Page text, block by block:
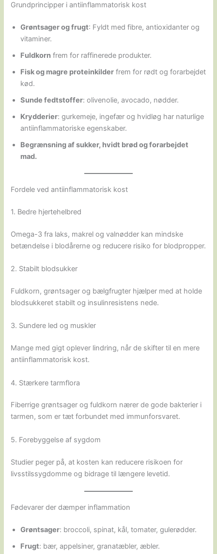
Grundprincipper i antiinflammatorisk kost
Grøntsager og frugt: Fyldt med fibre, antioxidanter og
vitaminer.
Fuldkorn frem for raffinerede produkter.
Fisk og magre proteinkilder frem for rødt og forarbejdet
kød.
Sunde fedtstoffer: olivenolie, avocado, nødder.
Krydderier: gurkemeje, ingefær og hvidløg har naturlige
antiinflammatoriske egenskaber.
Begrænsning af sukker, hvidt brød og forarbejdet
mad.
Fordele ved antiinflammatorisk kost
1. Bedre hjertehelbred
Omega-3 fra laks, makrel og valnødder kan mindske
betændelse i blodårerne og reducere risiko for blodpropper.
2. Stabilt blodsukker
Fuldkorn, grøntsager og bælgfrugter hjælper med at holde
blodsukkeret stabilt og insulinresistens nede.
3. Sundere led og muskler
Mange med gigt oplever lindring, når de skifter til en mere
antiinflammatorisk kost.
4. Stærkere tarmflora
Fiberrige grøntsager og fuldkorn nærer de gode bakterier i
tarmen, som er tæt forbundet med immunforsvaret.
5. Forebyggelse af sygdom
Studier peger på, at kosten kan reducere risikoen for
livsstilssygdomme og bidrage til længere levetid.
Fødevarer der dæmper inflammation
Grøntsager: broccoli, spinat, kål, tomater, gulerødder.
Frugt: bær, appelsiner, granatæbler, æbler.